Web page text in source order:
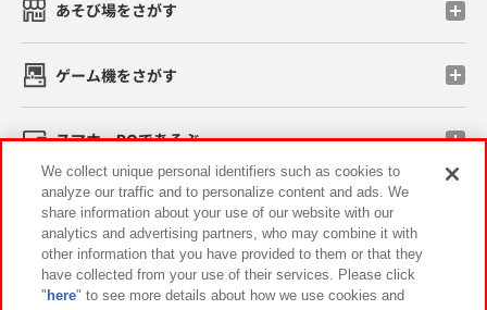
あそび場をさがす
ゲーム機をさがす
スマホ・PCであそぶ
イベント・キャンペーン
We collect unique personal identifiers such as cookies to
analyze our traffic and to personalize content and ads. We
share information about your use of our website with our
analytics and advertising partners, who may combine it with
other information that you have provided to them or that they
have collected from your use of their services. Please click
" here" to see more details about how we use cookies and